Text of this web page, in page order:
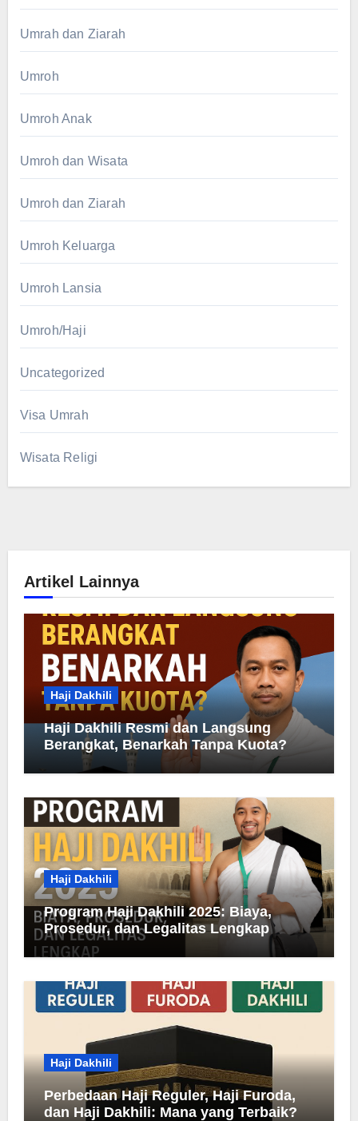
Umrah dan Ziarah
Umroh
Umroh Anak
Umroh dan Wisata
Umroh dan Ziarah
Umroh Keluarga
Umroh Lansia
Umroh/Haji
Uncategorized
Visa Umrah
Wisata Religi
Artikel Lainnya
Haji Dakhili
Haji Dakhili Resmi dan Langsung
Berangkat, Benarkah Tanpa Kuota?
Haji Dakhili
Program Haji Dakhili 2025: Biaya,
Prosedur, dan Legalitas Lengkap
Haji Dakhili
Perbedaan Haji Reguler, Haji Furoda,
dan Haji Dakhili: Mana yang Terbaik?